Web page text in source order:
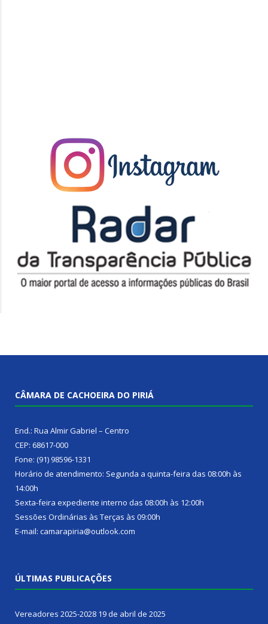
CÂMARA DE CACHOEIRA DO PIRIÁ
End.: Rua Almir Gabriel – Centro
CEP: 68617-000
Fone: (91) 98596-1331
Horário de atendimento: Segunda a quinta-feira das 08:00h às
14:00h
Sexta-feira expediente interno das 08:00h às 12:00h
Sessões Ordinárias às Terças às 09:00h
E-mail: camarapiria@outlook.com
ÚLTIMAS PUBLICAÇÕES
Vereadores 2025-2028 19 de abril de 2025